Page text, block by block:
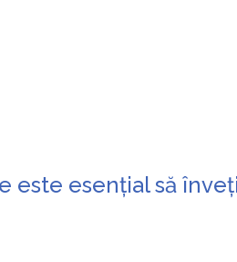
este esențial să